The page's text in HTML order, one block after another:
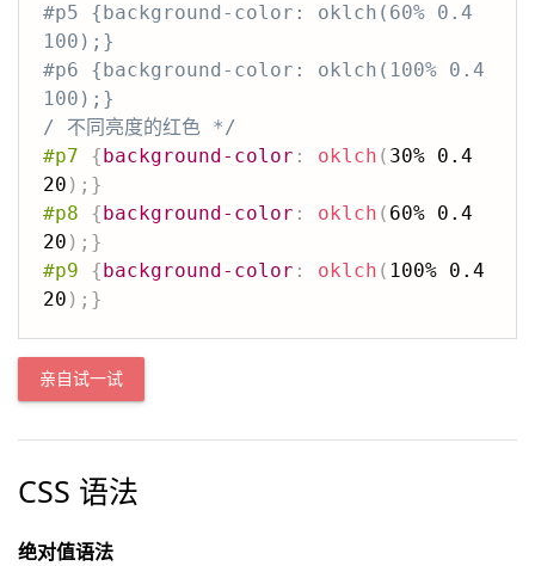
#p5 {background-color: oklch(60% 0.4
100);}
#p6 {background-color: oklch(100% 0.4
100);}
/ 不同亮度的红色 */
#p7
{background-color : oklch ( 30% 0.4
20 ) ; }
#p8
{background-color : oklch ( 60% 0.4
20 ) ; }
#p9
{background-color : oklch ( 100% 0.4
20 ) ; }
亲自试一试
CSS 语法
绝对值语法